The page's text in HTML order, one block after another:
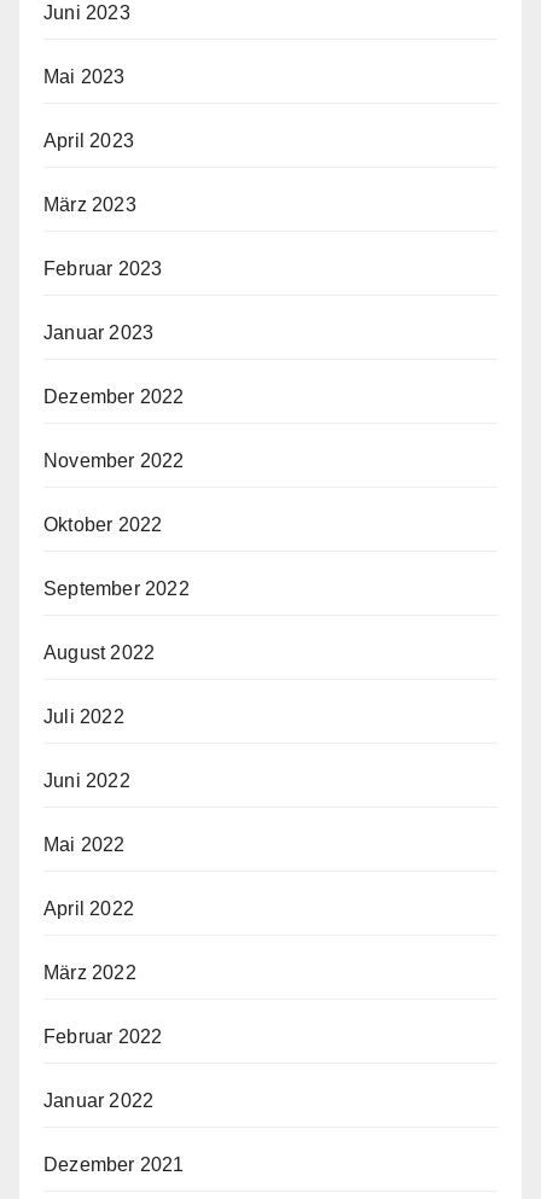
Juni 2023
Mai 2023
April 2023
März 2023
Februar 2023
Januar 2023
Dezember 2022
November 2022
Oktober 2022
September 2022
August 2022
Juli 2022
Juni 2022
Mai 2022
April 2022
März 2022
Februar 2022
Januar 2022
Dezember 2021